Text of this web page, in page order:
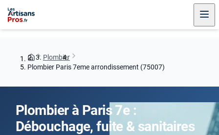
Plombier
Plombier Paris 7eme arrondissement (75007)
Plombier à Paris 7e :
Débouchage, fuite & sanitaires